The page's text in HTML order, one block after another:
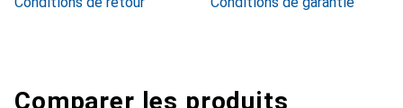
Comparer les produits